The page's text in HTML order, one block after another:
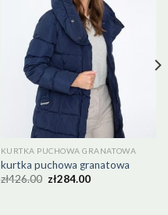
KURTKA PUCHOWA GRANATOWA
kurtka puchowa granatowa
zł426.00 zł284.00